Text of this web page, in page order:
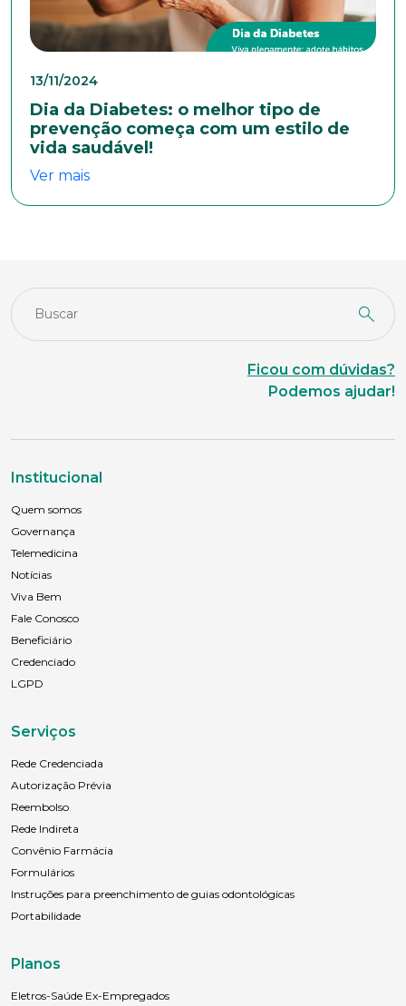
13/11/2024
Dia da Diabetes: o melhor tipo de
prevenção começa com um estilo de
vida saudável!
Ver mais
Ficou com dúvidas?
Podemos ajudar!
Institucional
Quem somos
Governança
Telemedicina
Notícias
Viva Bem
Fale Conosco
Beneficiário
Credenciado
LGPD
Serviços
Rede Credenciada
Autorização Prévia
Reembolso
Rede Indireta
Convênio Farmácia
Formulários
Instruções para preenchimento de guias odontológicas
Portabilidade
Planos
Eletros-Saúde Ex-Empregados
Cidade
Naturalidade
Anexar currículo*